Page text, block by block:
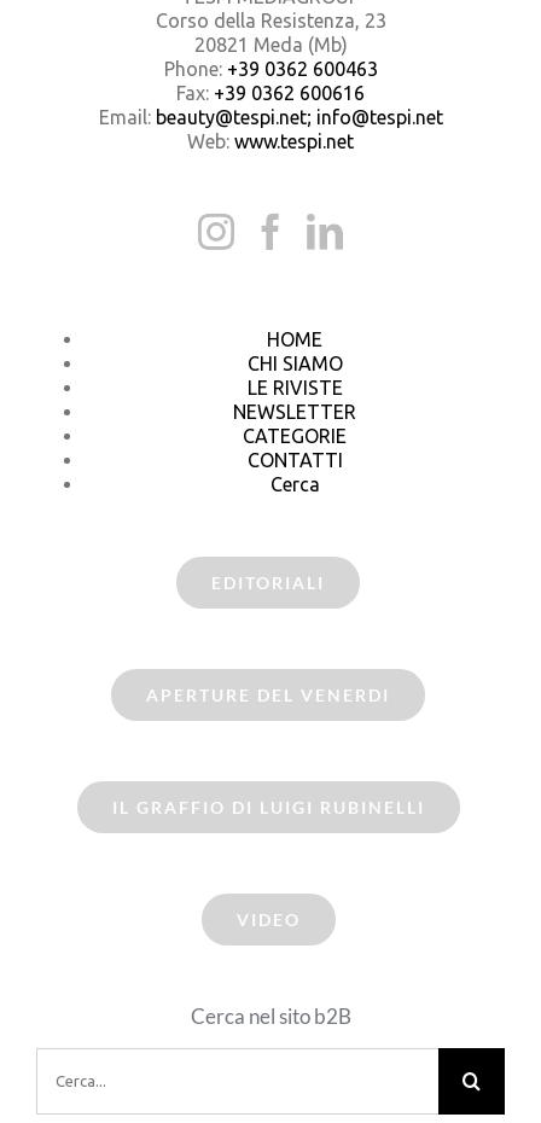
Corso della Resistenza, 23
20821 Meda (Mb)
Phone: +39 0362 600463
Fax: +39 0362 600616
Email: beauty@tespi.net; info@tespi.net
Web: www.tespi.net
HOME
CHI SIAMO
LE RIVISTE
NEWSLETTER
CATEGORIE
CONTATTI
Cerca
EDITORIALI
APERTURE DEL VENERDI
IL GRAFFIO DI LUIGI RUBINELLI
VIDEO
Cerca nel sito b2B
per: